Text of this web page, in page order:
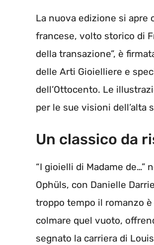
La nuova edizione si apre
francese, volto storico di
della transazione”, è
delle Arti Gioielliere e
dell’Ottocento. Le
per le sue visioni dell’alta
Un classico da
“I gioielli di Madame de…”
Ophüls, con Danielle
troppo tempo il romanzo
colmare quel vuoto,
segnato la carriera di